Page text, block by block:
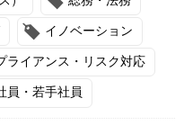
イノベーション
ライアンス・リスク対応
員・若手社員